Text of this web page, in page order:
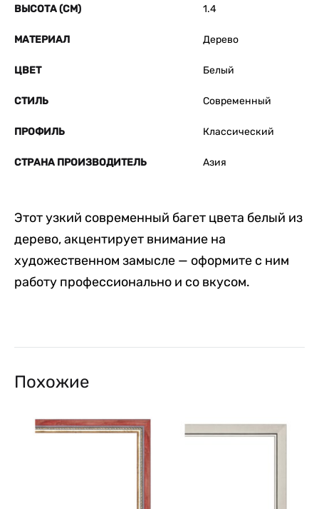
ВЫСОТА (СМ) 1.4
МАТЕРИАЛ Дерево
ЦВЕТ Белый
СТИЛЬ Современный
ПРОФИЛЬ Классический
СТРАНА ПРОИЗВОДИТЕЛЬ Азия
Этот узкий современный багет цвета белый из
дерево, акцентирует внимание на
художественном замысле — оформите с ним
работу профессионально и со вкусом.
Похожие